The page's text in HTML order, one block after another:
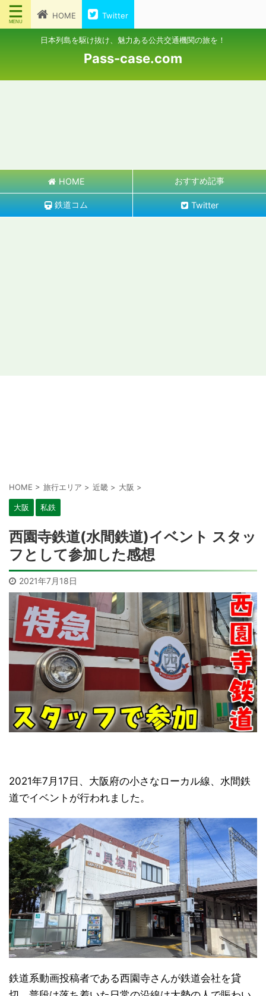
HOME Twitter
日本列島を駆け抜け、魅力ある公共交通機関の旅を！
Pass-case.com
HOME おすすめ記事
鉄道コム Twitter
HOME > 旅行エリア > 近畿 > 大阪 >
大阪 私鉄
西園寺鉄道(水間鉄道)イベント スタッ
フとして参加した感想
2021年7月18日
2021年7月17日、大阪府の小さなローカル線、水間鉄
道でイベントが行われました。
鉄道系動画投稿者である西園寺さんが鉄道会社を貸